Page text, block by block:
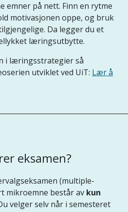
emner på nett. Finn en rytme
motivasjonen oppe, og bruk
Da legger du et
læringsutbytte.
i læringsstrategier så
utviklet ved UiT: Lær å
eksamen?
(multiple-
mikroemne består av kun
velger selv når i semesteret